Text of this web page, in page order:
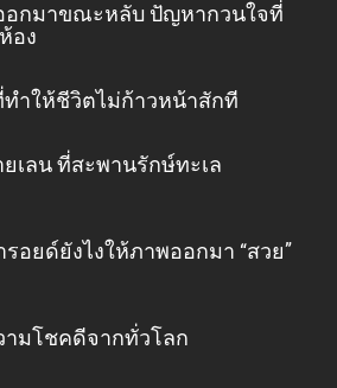
ออกมาขณะหลับ ปัญหากวนใจที่
อง
ทำให้ชีวิตไม่ก้าวหน้าสักที
เลน ที่สะพานรักษ์ทะเล
อยด์ยังไงให้ภาพออกมา “สวย”
มโชคดีจากทั่วโลก